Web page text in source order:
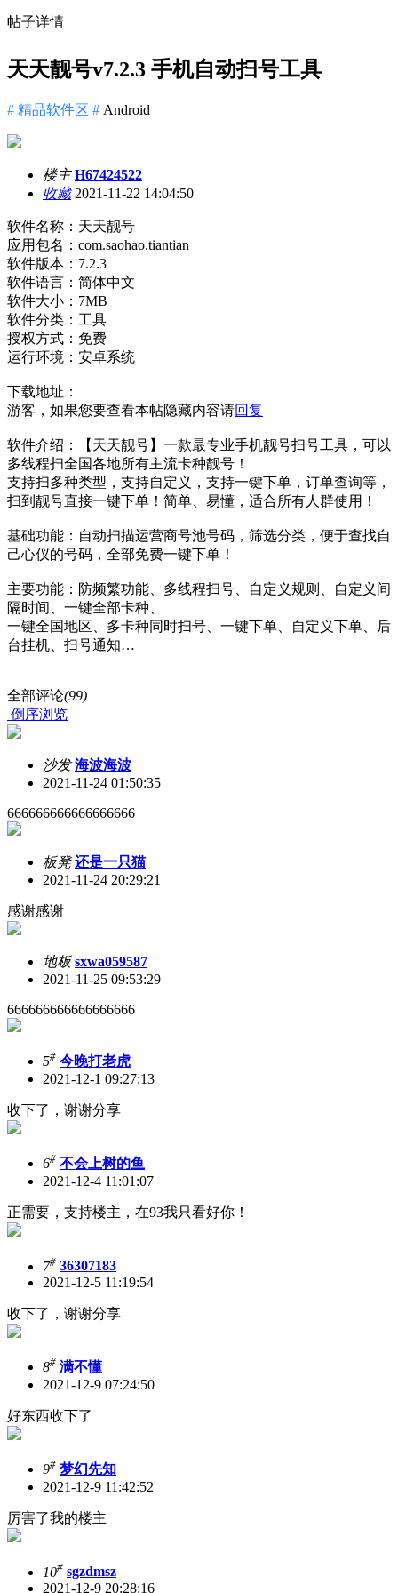
帖子详情
天天靓号v7.2.3 手机自动扫号工具
# 精品软件区 # Android
楼主 H67424522
收藏2021-11-22 14:04:50
软件名称：天天靓号
应用包名：com.saohao.tiantian
软件版本：7.2.3
软件语言：简体中文
软件大小：7MB
软件分类：工具
授权方式：免费
运行环境：安卓系统
下载地址：
游客，如果您要查看本帖隐藏内容请回复
软件介绍：【天天靓号】一款最专业手机靓号扫号工具，可以
多线程扫全国各地所有主流卡种靓号！
支持扫多种类型，支持自定义，支持一键下单，订单查询等，
扫到靓号直接一键下单！简单、易懂，适合所有人群使用！
基础功能：自动扫描运营商号池号码，筛选分类，便于查找自
己心仪的号码，全部免费一键下单！
主要功能：防频繁功能、多线程扫号、自定义规则、自定义间
隔时间、一键全部卡种、
一键全国地区、多卡种同时扫号、一键下单、自定义下单、后
台挂机、扫号通知…
全部评论(99)
倒序浏览
沙发 海波海波
2021-11-24 01:50:35
666666666666666666
板凳 还是一只猫
2021-11-24 20:29:21
感谢感谢
地板 sxwa059587
2021-11-25 09:53:29
666666666666666666
5# 今晚打老虎
2021-12-1 09:27:13
收下了，谢谢分享
6# 不会上树的鱼
2021-12-4 11:01:07
正需要，支持楼主，在93我只看好你！
7# 36307183
2021-12-5 11:19:54
收下了，谢谢分享
8# 满不懂
2021-12-9 07:24:50
好东西收下了
9# 梦幻先知
2021-12-9 11:42:52
厉害了我的楼主
10# sgzdmsz
2021-12-9 20:28:16